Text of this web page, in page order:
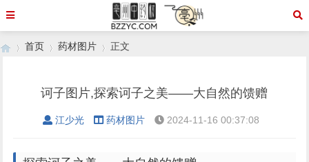
首页 药材图片 正文
诃子图片,探索诃子之美——大自然的馈赠
江少光 药材图片 2024-11-16 00:37:08